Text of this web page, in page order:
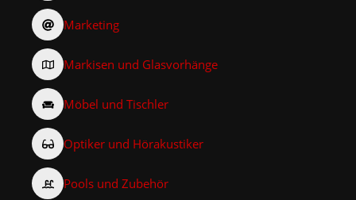
Marketing
Markisen und Glasvorhänge
Möbel und Tischler
Optiker und Hörakustiker
Pools und Zubehör